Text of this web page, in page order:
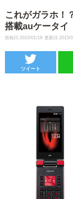
これがガラホ！
搭載auケータイ
投稿日:2015/01/19 更新日:2015/
ツイート